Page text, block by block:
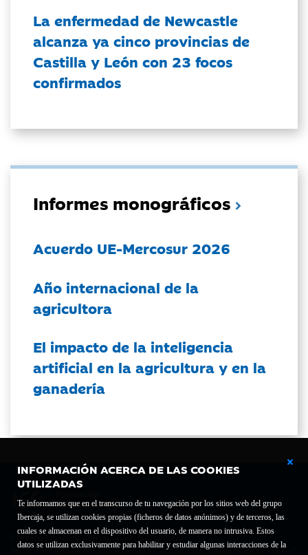
INFORMACIÓN ACERCA DE LAS COOKIES
UTILIZADAS
Te informamos que en el transcurso de tu navegación por los sitios web del grupo
Ibercaja, se utilizan cookies propias (ficheros de datos anónimos) y de terceros, las
cuales se almacenan en el dispositivo del usuario, de manera no intrusiva. Estos
datos se utilizan exclusivamente para habilitar y estudiar algunas interacciones de la
La enfermedad de Newcastle
alcanza ya cinco provincias de
Castilla y León con 23 focos
confirmados
Informes monográficos
Acuerdo UE-Mercosur 2026
Año internacional de la
agricultora
El impacto de la inteligencia
artificial en la agricultura y en la
ganadería
Fundación Bancaria Ibercaja C.I.F. G-50000652.
Inscrita en el Registro de Fundaciones del Mº de Educación, Cultura y Deporte con el nº